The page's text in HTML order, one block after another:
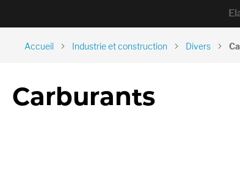
Accueil Industrie et construction Divers
Carburants